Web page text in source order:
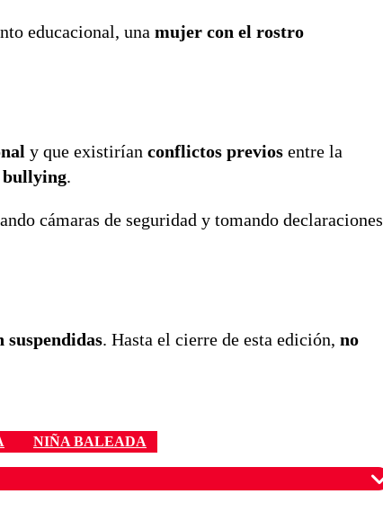
educacional, una mujer con el rostro
y que existirían conflictos previos entre la
bullying.
cámaras de seguridad y tomando declaraciones
. Hasta el cierre de esta edición, no
NIÑA BALEADA